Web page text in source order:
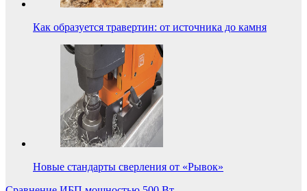
Как образуется травертин: от источника до камня
Новые стандарты сверления от «Рывок»